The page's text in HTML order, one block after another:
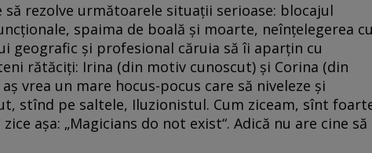
să rezolve următoarele situaţii serioase: blocajul
spaima de boală şi moarte, neînţelegerea
geografic şi profesional căruia să îi aparţin cu
rătăciţi: Irina (din motiv cunoscut) şi Corina (din
vrea un mare hocus-pocus care să niveleze şi
stînd pe saltele, Iluzionistul. Cum ziceam, sînt
aşa: „Magicians do not exist“. Adică nu are cine să